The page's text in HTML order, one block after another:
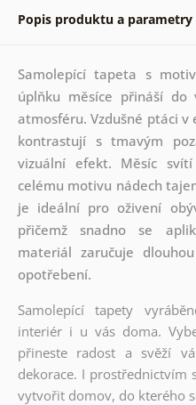
Popis produktu a parametry
Samolepící tapeta s
úplňku měsíce přináší do
atmosféru. Vzdušné ptáci
kontrastují s tmavým
vizuální efekt. Měsíc
celému motivu nádech
je ideální pro oživení
přičemž snadno se
materiál zaručuje
opotřebení.
Samolepící tapety
interiér i u vás doma.
přineste radost a svěží
dekorace. I prostřednictvím
vytvořit domov, do kterého